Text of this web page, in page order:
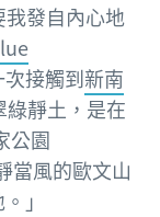
我發自內心地
接觸到新南
綠靜土，是在
公園
當風的歐文山
」